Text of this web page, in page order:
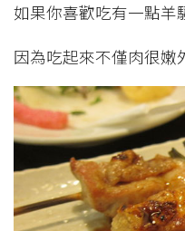
如果你喜歡吃有一點羊
因為吃起來不僅肉很嫩